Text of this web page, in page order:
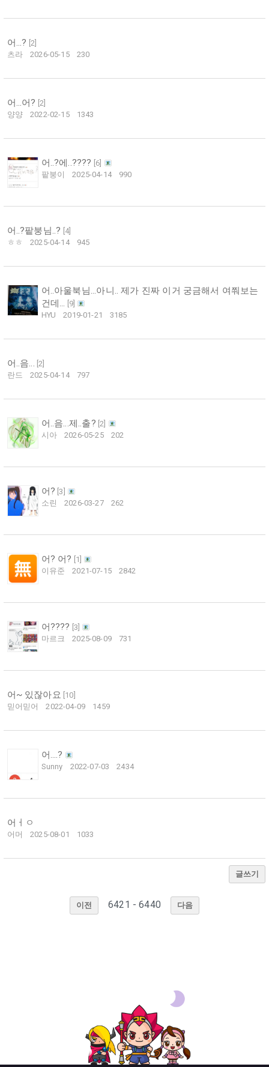
어...? 2
츠라
2026-05-15 230
어...어? [2
양양
2022-02-15 1343
어..?에..???? 6
팥붕이
2025-04-14 990
어..?팥붕님..? 4]
ㅎㅎ
2025-04-14 945
어..아울북님...아니.. 제가 진짜 이거 궁금해서 여쭤보는
건데... 9
HYU
2019-01-21 3185
어..음... [2
란드
2025-04-14 797
어..음...제..출? [2
시아
2026-05-25 202
어? [3
소린
2026-03-27 262
어? 어? 1
이유준
2021-07-15 2842
어???? 3
마르크
2025-08-09 731
어~ 있잖아요 10
믿어믿어
2022-04-09 1459
어….?
Sunny 2022-07-03 2434
어ㅓㅇ
어머 2025-08-01 1033
글쓰기
이전 6421 - 6440 다음